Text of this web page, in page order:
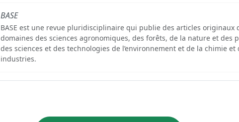
BASE
BASE est une revue pluridisciplinaire qui publie des articles originaux
domaines des sciences agronomiques, des forêts, de la nature et des
des sciences et des technologies de l’environnement et de la chimie et
industries.